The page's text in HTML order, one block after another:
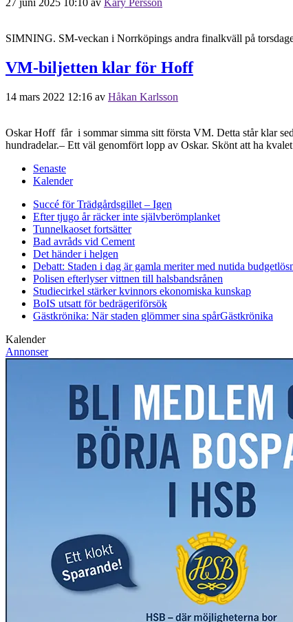
SIMNING. SM-veckan i Norrköpings andra finalkväll på
VM-biljetten klar för Hoff
14 mars 2022 12:16 av Håkan Karlsson
Oskar Hoff får i sommar simma sitt första VM. Detta står klar
hundradelar.– Ett väl genomfört lopp av Oskar. Skönt att ha
Senaste
Kalender
Succé för Trädgårdsgillet – Igen
Efter tjugo år räcker inte självberömplanket
Tunnelkaoset fortsätter
Bad avråds vid Cement
Det händer i helgen
Debatt: Staden i dag är gamla meriter med nutida
Polisen efterlyser vittnen till halsbandsrånen
Studiecirkel stärker kvinnors ekonomiska kunskap
BoIS utsatt för bedrägeriförsök
Gästkrönika: När staden glömmer sina spårGästkrönika
Kalender
Annonser